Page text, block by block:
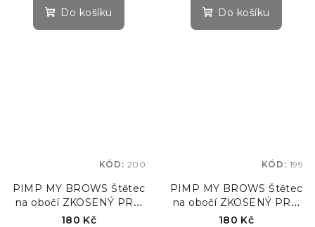
Do košíku Do košíku
PIMP MY BROWS Štětec
na obočí ZKOSENÝ PRO
#3
180 Kč
KÓD: 200
PIMP MY BROWS Štětec
na obočí ZKOSENÝ PRO
#2
180 Kč
KÓD: 199